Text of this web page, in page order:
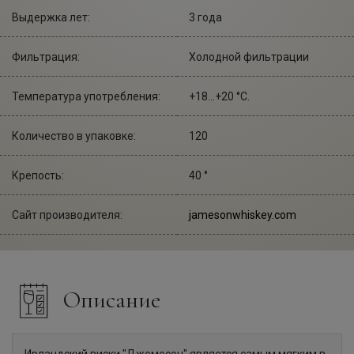
Выдержка лет: 3 года
Фильтрация: Холодной фильтрации
Температура употребления: +18...+20 °С.
Количество в упаковке: 120
Крепость: 40 °
Сайт производителя: jamesonwhiskey.com
Описание